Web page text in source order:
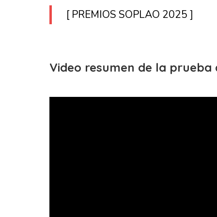
[ PREMIOS SOPLAO 2025 ]
Video resumen de la prueba